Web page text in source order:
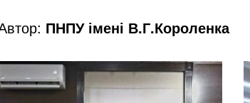
ПНПУ імені В.Г.Короленка